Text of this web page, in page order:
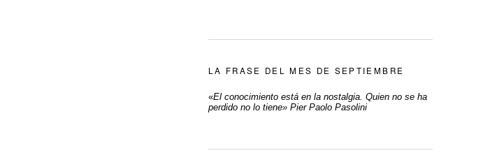
LA FRASE DEL MES DE SEPTIEMBRE
«El conocimiento está en la nostalgia. Quien no se ha
perdido no lo tiene» Pier Paolo Pasolini